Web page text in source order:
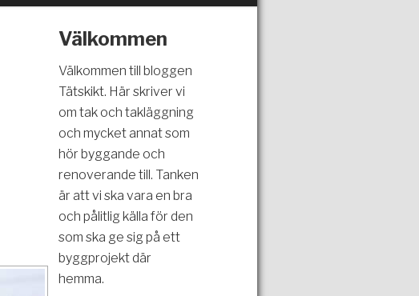
Välkommen
Välkommen till bloggen
Tätskikt. Här skriver vi
om tak och takläggning
och mycket annat som
hör byggande och
renoverande till. Tanken
är att vi ska vara en bra
och pålitlig källa för den
som ska ge sig på ett
byggprojekt där
hemma.